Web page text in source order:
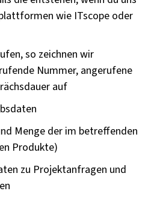
wie ITscope oder
so zeichnen wir
Nummer, angerufene
auf
Menge der im betreffenden
Produkte)
zu Projektanfragen und